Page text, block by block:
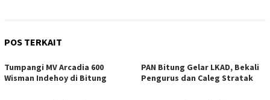
POS TERKAIT
Tumpangi MV Arcadia 600
Wisman Indehoy di Bitung
PAN Bitung Gelar LKAD, Bekali
Pengurus dan Caleg Stratak